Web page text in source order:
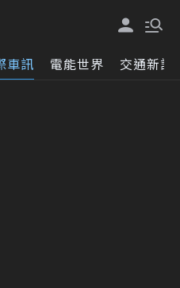
車訊 電能世界 交通新訊